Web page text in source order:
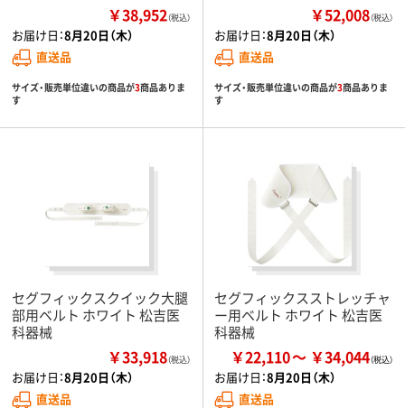
￥38,952（税込）
お届け日：8月20日（木）
直送品
サイズ・販売単位違いの商品が3商品ありま
す
￥52,008（税込）
お届け日：8月20日（木）
直送品
サイズ・販売単位違いの商品が3商品ありま
す
セグフィックスクイック大腿
部用ベルト ホワイト 松吉医
科器械
￥33,918（税込）
お届け日：8月20日（木）
直送品
セグフィックスストレッチャ
ー用ベルト ホワイト 松吉医
科器械
￥22,110 ￥34,044
お届け日：8月20日（木）
直送品